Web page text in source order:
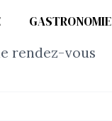
GASTRONOMIE
rendez-vous